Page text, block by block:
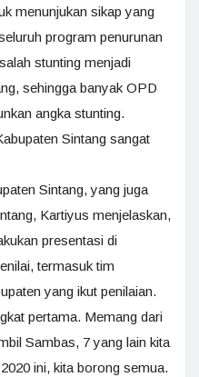
menunjukan sikap yang
program penurunan
stunting menjadi
sehingga banyak OPD
angka stunting.
Sintang sangat
Sintang, yang juga
Kartiyus menjelaskan,
presentasi di
termasuk tim
yang ikut penilaian.
pertama. Memang dari
Sambas, 7 yang lain kita
ini, kita borong semua.